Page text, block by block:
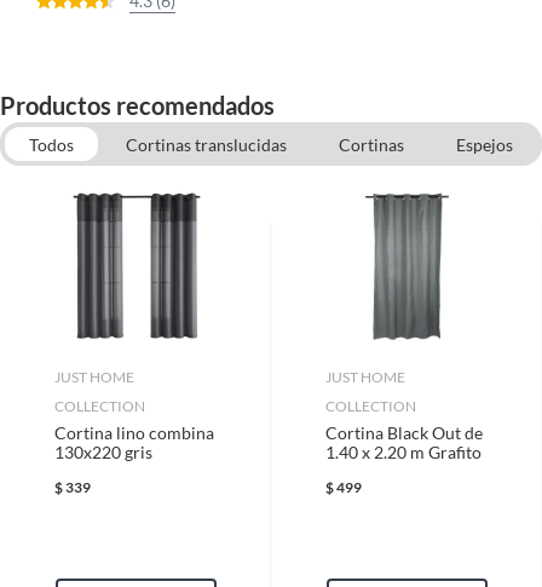
Productos recomendados
Todos Cortinas translucidas Cortinas
Espejos
Accesorios para Cortinas y Cortineros
JUST HOME
COLLECTION
Cortina lino combina
130x220 gris
$339
JUST HOME
COLLECTION
Cortina Black Out de
1.40 x 2.20 m Grafito
$499